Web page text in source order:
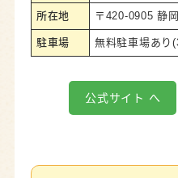
所在地 〒420-0905 静
駐車場 無料駐車場あり
公式サイト へ